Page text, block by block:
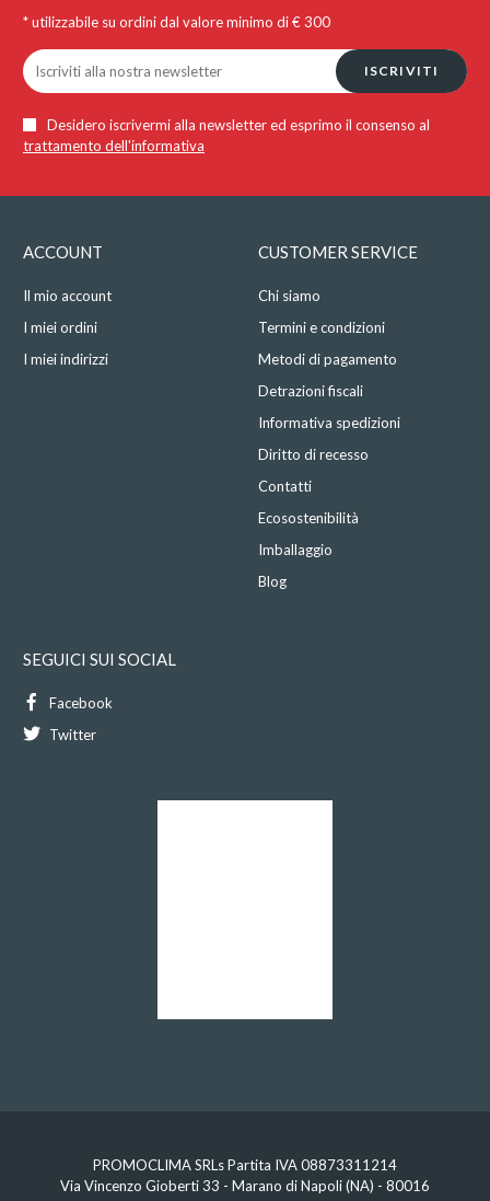
* utilizzabile su ordini dal valore minimo di € 300
ISCRIVITI
Desidero iscrivermi alla newsletter ed esprimo il consenso al
trattamento dell'informativa
ACCOUNT
Il mio account
I miei ordini
I miei indirizzi
CUSTOMER SERVICE
Chi siamo
Termini e condizioni
Metodi di pagamento
Detrazioni fiscali
Informativa spedizioni
Diritto di recesso
Contatti
Ecosostenibilità
Imballaggio
Blog
SEGUICI SUI SOCIAL
Facebook
Twitter
PROMOCLIMA SRLs Partita IVA 08873311214
Via Vincenzo Gioberti 33 - Marano di Napoli (NA) - 80016